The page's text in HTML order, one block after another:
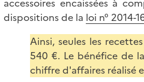
accessoires encaissées à
dispositions de la loi n° 2014-
Ainsi, seules les
540 €. Le bénéfice de
chiffre d'affaires réalisé